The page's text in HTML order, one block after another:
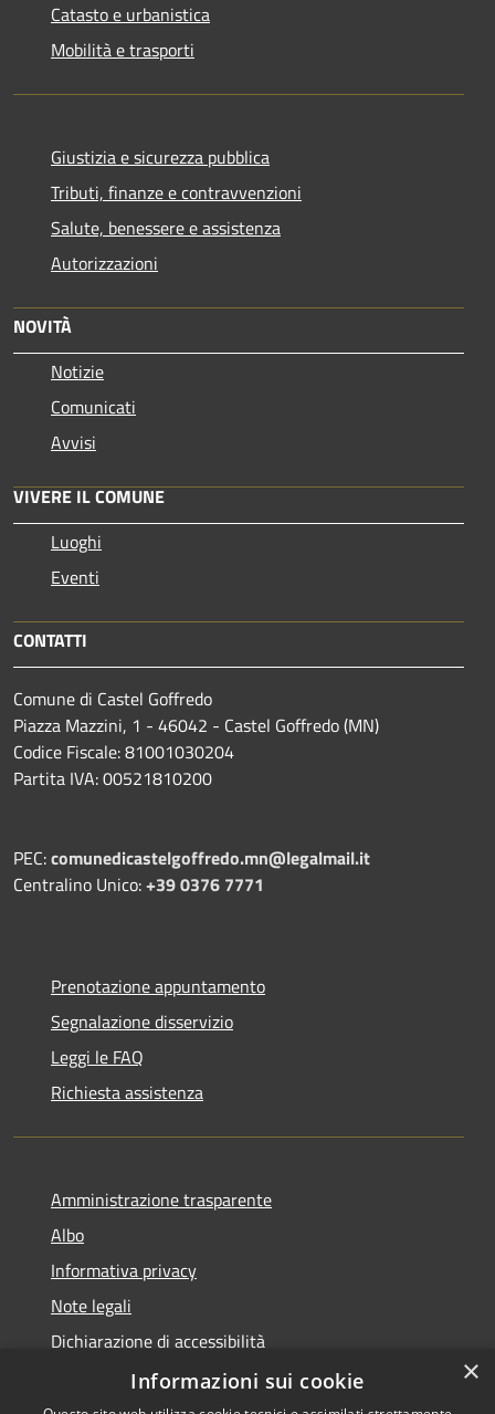
Catasto e urbanistica
Mobilità e trasporti
Giustizia e sicurezza pubblica
Tributi, finanze e contravvenzioni
Salute, benessere e assistenza
Autorizzazioni
NOVITÀ
Notizie
Comunicati
Avvisi
VIVERE IL COMUNE
Luoghi
Eventi
CONTATTI
Comune di Castel Goffredo
Piazza Mazzini, 1 - 46042 - Castel Goffredo (MN)
Codice Fiscale: 81001030204
Partita IVA: 00521810200
PEC:comunedicastelgoffredo.mn@legalmail.it
Centralino Unico:+39 0376 7771
Prenotazione appuntamento
Segnalazione disservizio
Leggi le FAQ
Richiesta assistenza
Amministrazione trasparente
Albo
Informativa privacy
Note legali
Dichiarazione di accessibilità
Piano di miglioramento
×
Informazioni sui cookie